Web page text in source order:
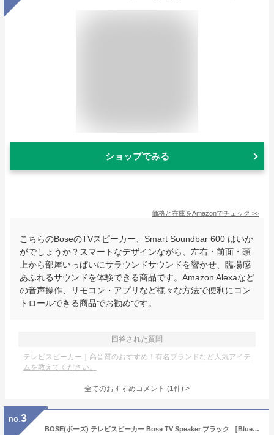
ショップでみる
価格と在庫をAmazonでチェック >>
こちらのBoseのTVスピーカー、Smart Soundbar 600 はいか
がでしょうか？スマートなデザインながら、左右・前面・頭
上から部屋いっぱいにサラウンドサウンドを響かせ、臨場感
あふれるサウンドを体験できる商品です。Amazon Alexaなど
の音声操作、リモコン・アプリなど様々な方法で便利にコン
トロールできる商品でお勧めです。
回答された質問
テレビスピーカー｜高音質のおすすめ！有名ブランドなど人気アイテ
ムを教えてください。
全てのおすすめコメント (1件) >
no. 3
BOSE(ボーズ) テレビスピーカー Bose TV Speaker ブラック ［Bluetooth対応］ BOSETVSPEAKER